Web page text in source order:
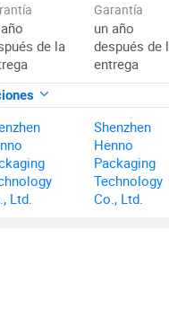
de la
Garantía
un año
después de
entrega
Ltd.
Shenzhen
Henno
Packaging
Technology
Co., Ltd.